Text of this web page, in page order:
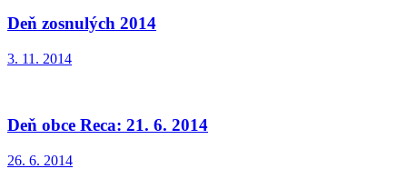
Deň zosnulých 2014
3. 11. 2014
Deň obce Reca: 21. 6. 2014
26. 6. 2014